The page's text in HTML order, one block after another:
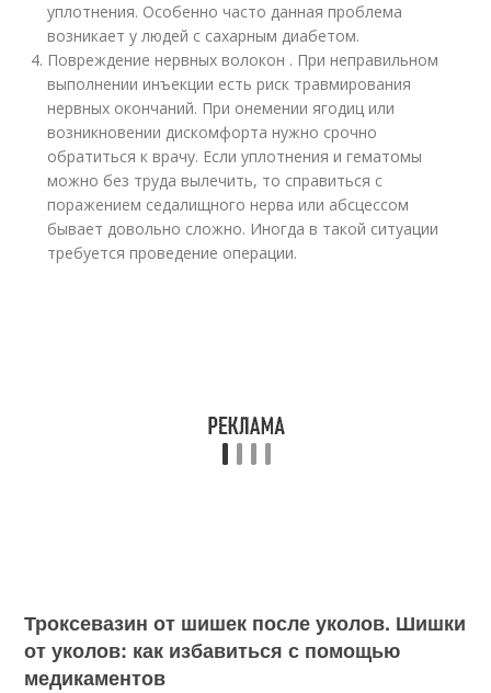
уплотнения. Особенно часто данная проблема
возникает у людей с сахарным диабетом.
Повреждение нервных волокон . При неправильном
выполнении инъекции есть риск травмирования
нервных окончаний. При онемении ягодиц или
возникновении дискомфорта нужно срочно
обратиться к врачу. Если уплотнения и гематомы
можно без труда вылечить, то справиться с
поражением седалищного нерва или абсцессом
бывает довольно сложно. Иногда в такой ситуации
требуется проведение операции.
Троксевазин от шишек после уколов. Шишки
от уколов: как избавиться с помощью
медикаментов